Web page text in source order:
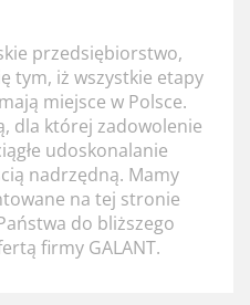
przedsiębiorstwo,
tym, iż wszystkie etapy
miejsce w Polsce.
dla której zadowolenie
udoskonalanie
nadrzędną. Mamy
na tej stronie
do bliższego
firmy GALANT.